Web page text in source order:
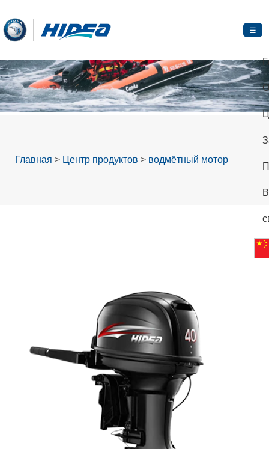
☰
Главная > Центр продуктов > водмётный мотор